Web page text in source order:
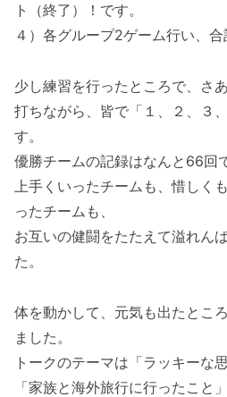
ト（終了）！です。
４）各グループ2ゲーム行い、合
少し練習を行ったところで、さ
打ちながら、皆で「１、２、３
す。
優勝チームの記録はなんと66回
上手くいったチームも、惜しく
ったチームも、
お互いの健闘をたたえて溢れん
た。
体を動かして、元気も出たとこ
ました。
トークのテーマは「ラッキーな
「家族と海外旅行に行ったこと」